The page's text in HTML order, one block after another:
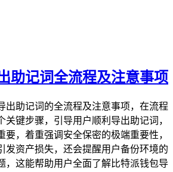
助记词全流程及注意事项
出助记词的全流程及注意事项，在流程
关键步骤，引导用户顺利导出助记词，
要，着重强调安全保密的极端重要性，
发资产损失，还会提醒用户备份环境的
，这能帮助用户全面了解比特派钱包导